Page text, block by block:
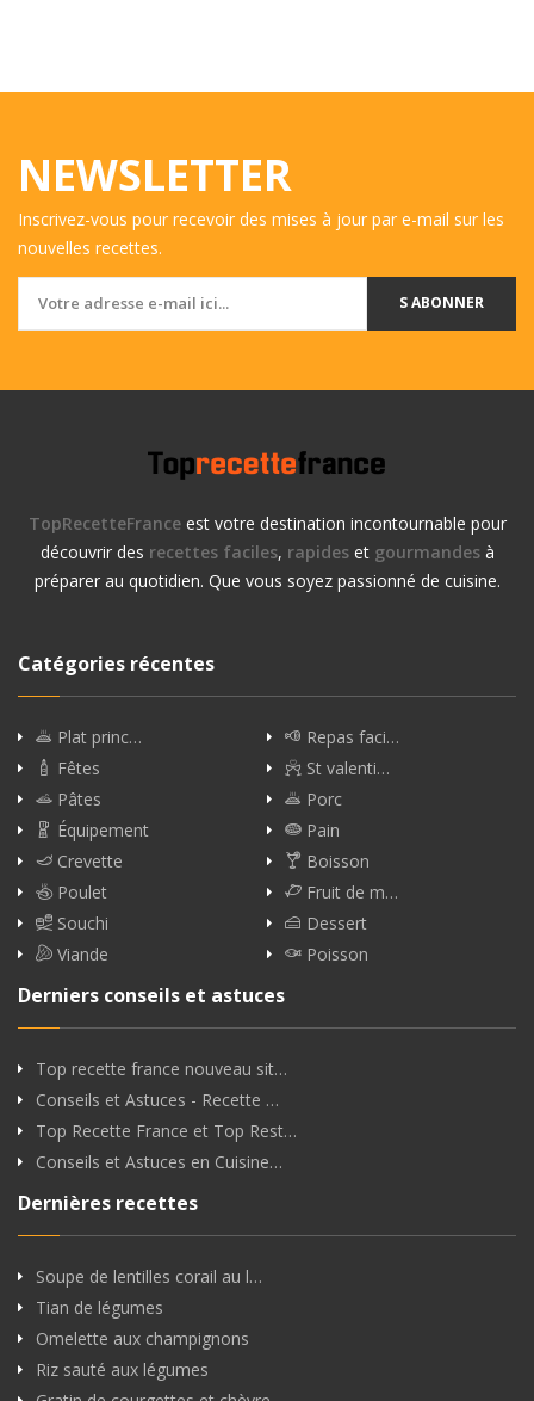
NEWSLETTER
Inscrivez-vous pour recevoir des mises à jour par e-mail sur les
nouvelles recettes.
S ABONNER
TopRecetteFranceest votre destination incontournable pour
découvrir des recettes faciles, rapideset gourmandesà
préparer au quotidien. Que vous soyez passionné de cuisine.
Catégories récentes
Plat princ…
Repas faci…
Fêtes
St valenti…
Pâtes
Porc
Équipement
Pain
Crevette
Boisson
Poulet
Fruit de m…
Souchi
Dessert
Viande
Poisson
Derniers conseils et astuces
Top recette france nouveau sit…
Conseils et Astuces - Recette …
Top Recette France et Top Rest…
Conseils et Astuces en Cuisine…
Dernières recettes
Soupe de lentilles corail au l…
Tian de légumes
Omelette aux champignons
Riz sauté aux légumes